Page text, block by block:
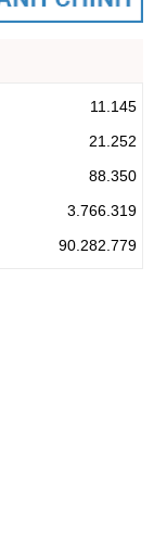
11.145
21.252
88.350
3.766.319
90.282.779